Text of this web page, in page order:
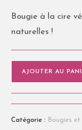
Bougie à la cire
naturelles !
AJOUTER AU
Catégorie : Bougies et